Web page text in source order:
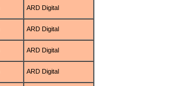
ARD Digital
ARD Digital
ARD Digital
ARD Digital